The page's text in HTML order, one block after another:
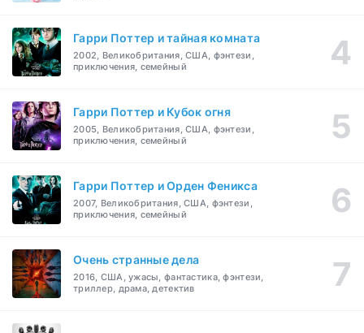
Гарри Поттер и тайная комната
2002, Великобритания, США, фэнтези,
приключения, семейный
Гарри Поттер и Кубок огня
2005, Великобритания, США, фэнтези,
приключения, семейный
Гарри Поттер и Орден Феникса
2007, Великобритания, США, фэнтези,
приключения, семейный
Очень странные дела
2016, США, ужасы, фантастика, фэнтези,
триллер, драма, детектив